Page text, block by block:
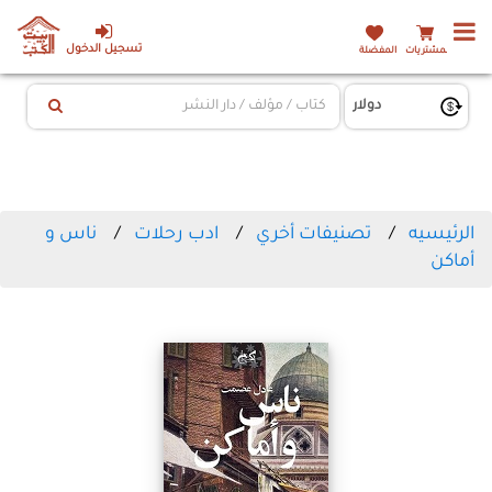
تسجيل الدخول المشتريات المفضلة
الرئيسيه تصنيفات أخري ادب رحلات
ناس و
أماكن